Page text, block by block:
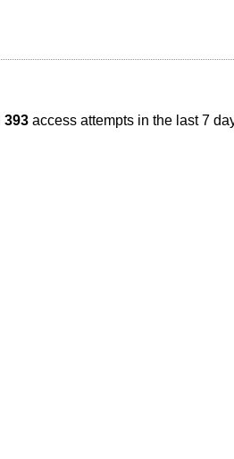
393 access attempts in the last 7